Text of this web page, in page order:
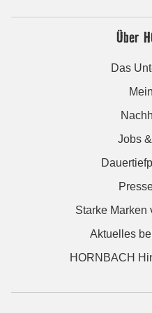
Über
Das
Jobs
Starke Marken
Aktuelles
HORNBACH